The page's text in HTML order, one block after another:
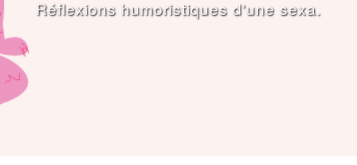
Réflexions humoristiques d'une sexa.